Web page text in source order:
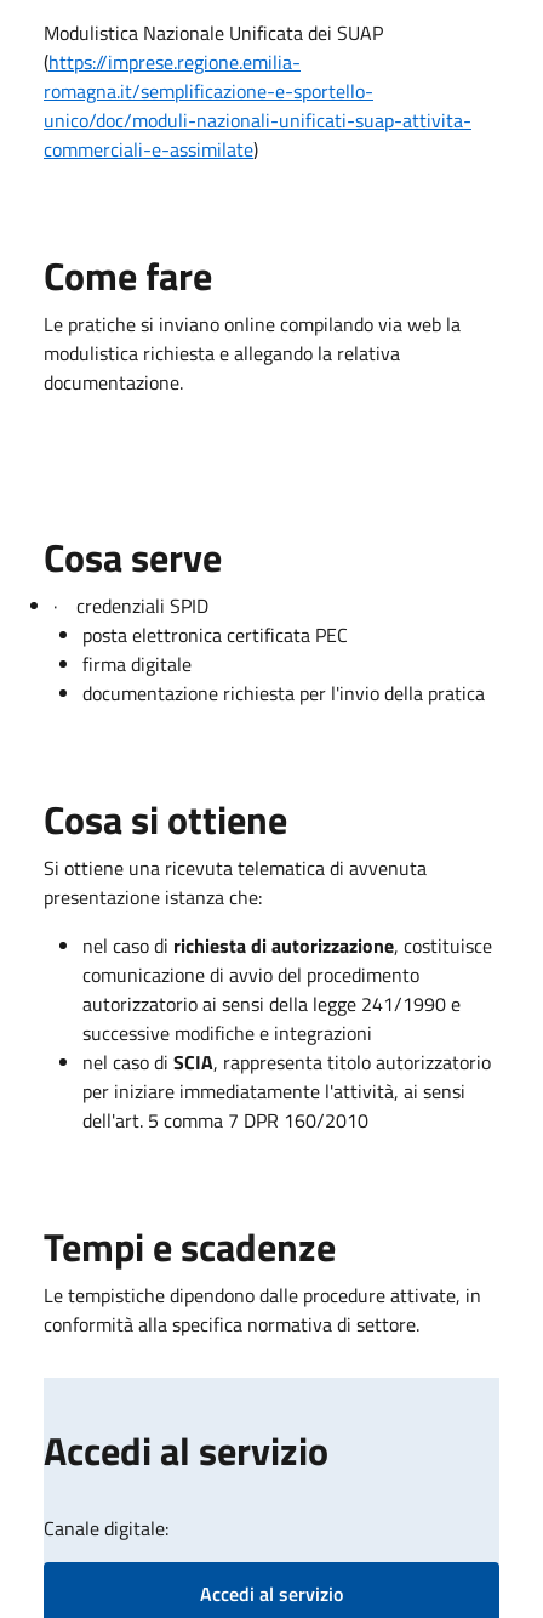
Modulistica Nazionale Unificata dei SUAP
(https://imprese.regione.emilia-
romagna.it/semplificazione-e-sportello-
unico/doc/moduli-nazionali-unificati-suap-attivita-
commerciali-e-assimilate)
Come fare
Le pratiche si inviano online compilando via web la
modulistica richiesta e allegando la relativa
documentazione.
Cosa serve
· credenziali SPID
posta elettronica certificata PEC
firma digitale
documentazione richiesta per l'invio della pratica
Cosa si ottiene
Si ottiene una ricevuta telematica di avvenuta
presentazione istanza che:
nel caso di richiesta di autorizzazione, costituisce
comunicazione di avvio del procedimento
autorizzatorio ai sensi della legge 241/1990 e
successive modifiche e integrazioni
nel caso di SCIA, rappresenta titolo autorizzatorio
per iniziare immediatamente l'attività, ai sensi
dell'art. 5 comma 7 DPR 160/2010
Tempi e scadenze
Le tempistiche dipendono dalle procedure attivate, in
conformità alla specifica normativa di settore.
Accedi al servizio
Canale digitale:
Accedi al servizio